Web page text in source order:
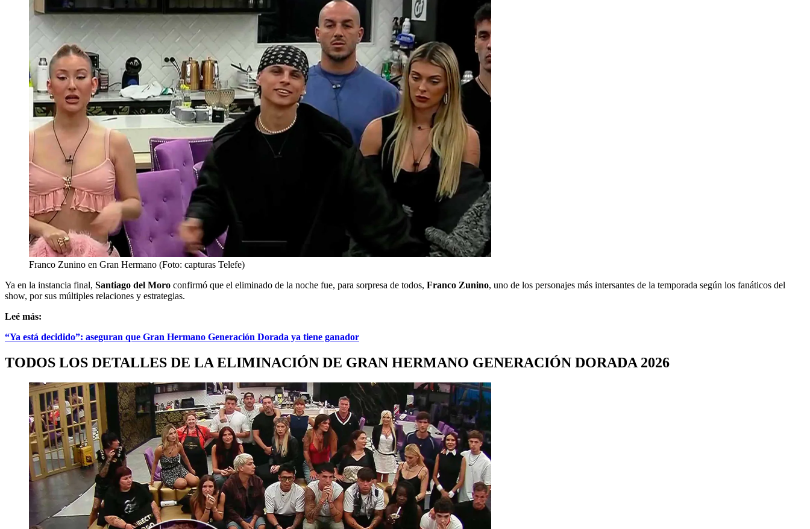
Franco Zunino en Gran Hermano (Foto: capturas Telefe)
Ya en la instancia final, Santiago del Moro confirmó que el eliminado de la noche fue, para sorpresa de todos, Franco Zunino, uno de los personajes más intersantes de la temporada según los fanáticos del
show, por sus múltiples relaciones y estrategias.
Leé más:
“Ya está decidido”: aseguran que Gran Hermano Generación Dorada ya tiene ganador
TODOS LOS DETALLES DE LA ELIMINACIÓN DE GRAN HERMANO GENERACIÓN DORADA 2026